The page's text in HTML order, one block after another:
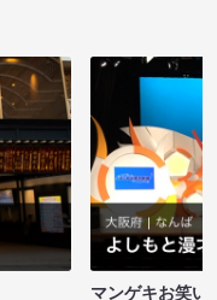
マンゲキお笑い